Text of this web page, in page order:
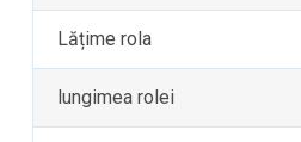
Lățime rola
lungimea rolei